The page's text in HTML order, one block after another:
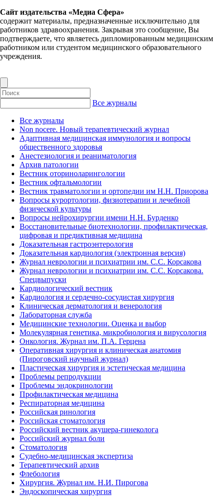
Сайт издательства «Медиа Сфера»
содержит материалы, предназначенные исключительно для
работников здравоохранения. Закрывая это сообщение, Вы
подтверждаете, что являетесь дипломированным медицинским
работником или студентом медицинского образовательного
учреждения.
Все журналы
Все журналы
Non nocere. Новый терапевтический журнал
Адаптивная медицинская иммунология и вопросы
общественного здоровья
Анестезиология и реаниматология
Архив патологии
Вестник оториноларингологии
Вестник офтальмологии
Вестник травматологии и ортопедии им Н.Н. Приорова
Вопросы курортологии, физиотерапии и лечебной
физической культуры
Вопросы нейрохирургии имени Н.Н. Бурденко
Восстановительные биотехнологии, профилактическая,
цифровая и предиктивная медицина
Доказательная гастроэнтерология
Доказательная кардиология (электронная версия)
Журнал неврологии и психиатрии им. С.С. Корсакова
Журнал неврологии и психиатрии им. С.С. Корсакова.
Спецвыпуски
Кардиологический вестник
Кардиология и сердечно-сосудистая хирургия
Клиническая дерматология и венерология
Лабораторная служба
Медицинские технологии. Оценка и выбор
Молекулярная генетика, микробиология и вирусология
Онкология. Журнал им. П.А. Герцена
Оперативная хирургия и клиническая анатомия
(Пироговский научный журнал)
Пластическая хирургия и эстетическая медицина
Проблемы репродукции
Проблемы эндокринологии
Профилактическая медицина
Респираторная медицина
Российская ринология
Российская стоматология
Российский вестник акушера-гинеколога
Российский журнал боли
Стоматология
Судебно-медицинская экспертиза
Терапевтический архив
Флебология
Хирургия. Журнал им. Н.И. Пирогова
Эндоскопическая хирургия